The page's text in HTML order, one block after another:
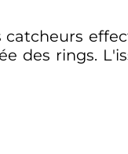
des rings.